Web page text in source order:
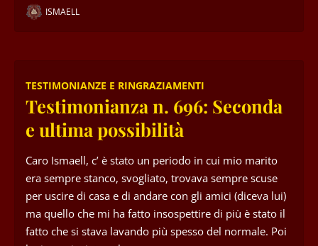
ISMAELL
TESTIMONIANZE E RINGRAZIAMENTI
Testimonianza n. 696: Seconda
e ultima possibilità
Caro Ismaell, c’ è stato un periodo in cui mio marito
era sempre stanco, svogliato, trovava sempre scuse
per uscire di casa e di andare con gli amici (diceva lui)
ma quello che mi ha fatto insospettire di più è stato il
fatto che si stava lavando più spesso del normale. Poi